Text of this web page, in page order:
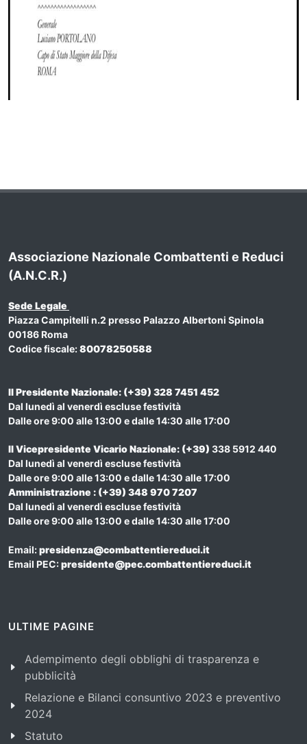
Associazione Nazionale Combattenti e Reduci
(A.N.C.R.)
Sede Legale
Piazza Campitelli n.2 presso Palazzo Albertoni Spinola
00186 Roma
Codice fiscale:80078250588
Il Presidente Nazionale: (+39) 328 7451 452
Dal lunedì al venerdì escluse festività
Dalle ore 9:00 alle 13:00 e dalle 14:30 alle 17:00
Il Vicepresidente Vicario Nazionale: (+39) 338 5912 440
Dal lunedì al venerdì escluse festività
Dalle ore 9:00 alle 13:00 e dalle 14:30 alle 17:00
Amministrazione : (+39) 348 970 7207
Dal lunedì al venerdì escluse festività
Dalle ore 9:00 alle 13:00 e dalle 14:30 alle 17:00
Email:presidenza@combattentiereduci.it
Email PEC:presidente@pec.combattentiereduci.it
ULTIME PAGINE
Adempimento degli obblighi di trasparenza e
pubblicità
Relazione e Bilanci consuntivo 2023 e preventivo
2024
Statuto